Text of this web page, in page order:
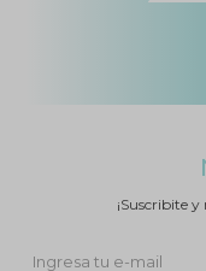
¡Suscribite